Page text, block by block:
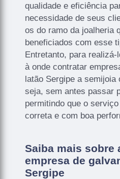
qualidade e eficiência
necessidade de seus
os do ramo da joalheria
beneficiados com esse
Entretanto, para
à onde contratar
latão Sergipe a semijoia
seja, sem antes passar
permitindo que o
correta e com boa
Saiba mais sobre
empresa de
Sergipe